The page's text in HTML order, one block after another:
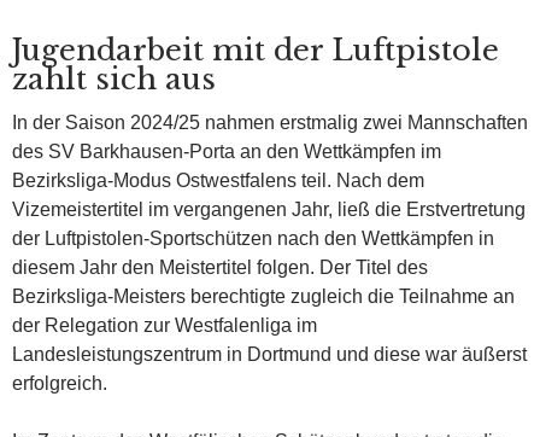
Jugendarbeit mit der Luftpistole
zahlt sich aus
In der Saison 2024/25 nahmen erstmalig zwei Mannschaften
des SV Barkhausen-Porta an den Wettkämpfen im
Bezirksliga-Modus Ostwestfalens teil. Nach dem
Vizemeistertitel im vergangenen Jahr, ließ die Erstvertretung
der Luftpistolen-Sportschützen nach den Wettkämpfen in
diesem Jahr den Meistertitel folgen. Der Titel des
Bezirksliga-Meisters berechtigte zugleich die Teilnahme an
der Relegation zur Westfalenliga im
Landesleistungszentrum in Dortmund und diese war äußerst
erfolgreich.